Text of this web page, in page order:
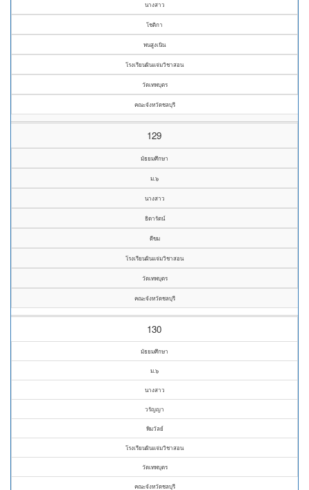
นางสาว
โชติกา
พนสูงเนิน
โรงเรียนผินแจ่มวิชาสอน
วัดเทพบุตร
คณะจังหวัดชลบุรี
129
มัธยมศึกษา
ม.๖
นางสาว
ธิดารัตน์
ดีขม
โรงเรียนผินแจ่มวิชาสอน
วัดเทพบุตร
คณะจังหวัดชลบุรี
130
มัธยมศึกษา
ม.๖
นางสาว
วรัญญา
พิมวัลย์
โรงเรียนผินแจ่มวิชาสอน
วัดเทพบุตร
คณะจังหวัดชลบุรี